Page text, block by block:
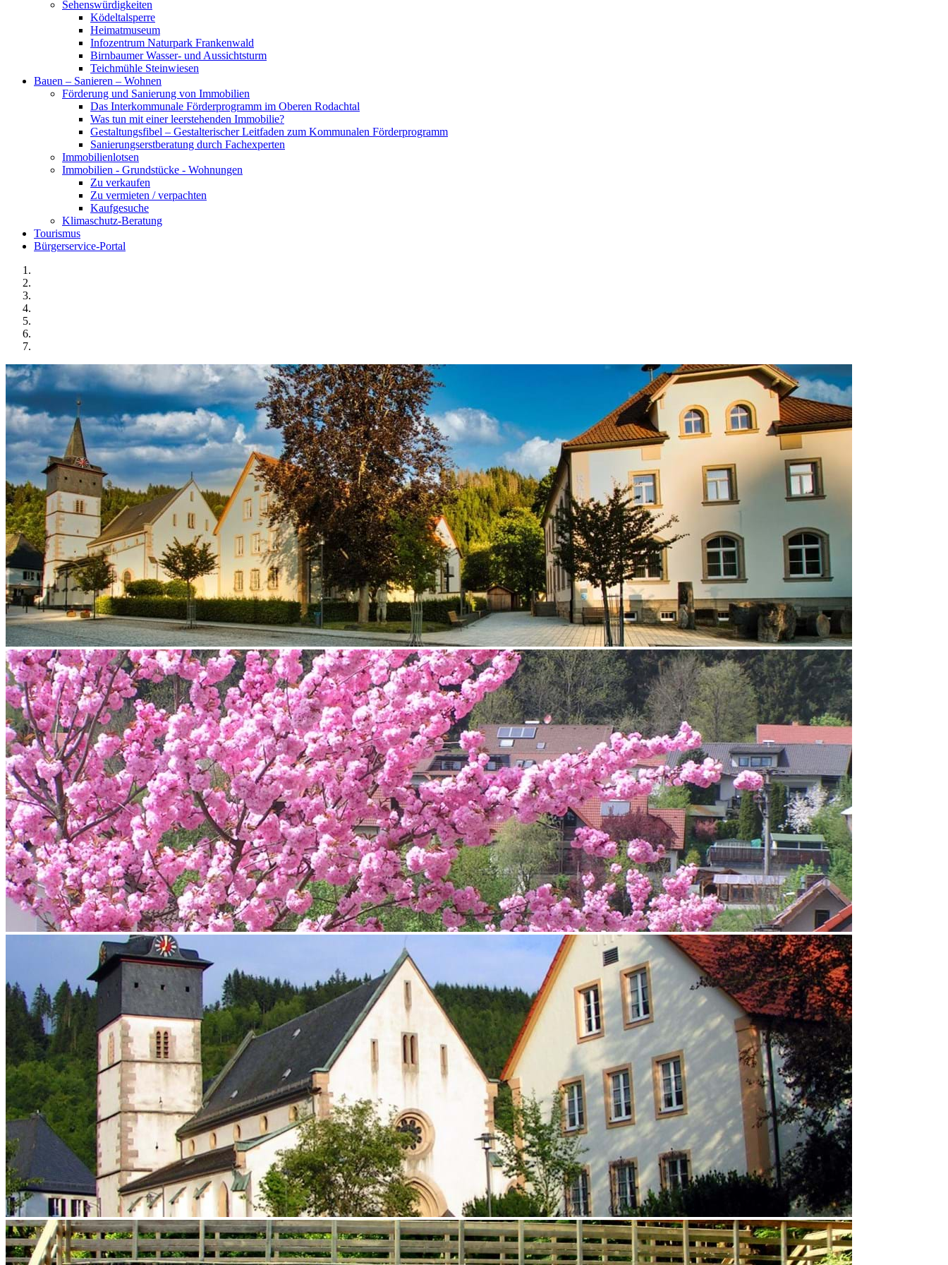
Sehenswürdigkeiten
Ködeltalsperre
Heimatmuseum
Infozentrum Naturpark Frankenwald
Birnbaumer Wasser- und Aussichtsturm
Teichmühle Steinwiesen
Bauen – Sanieren – Wohnen
Förderung und Sanierung von Immobilien
Das Interkommunale Förderprogramm im Oberen Rodachtal
Was tun mit einer leerstehenden Immobilie?
Gestaltungsfibel – Gestalterischer Leitfaden zum Kommunalen Förderprogramm
Sanierungserstberatung durch Fachexperten
Immobilienlotsen
Immobilien - Grundstücke - Wohnungen
Zu verkaufen
Zu vermieten / verpachten
Kaufgesuche
Klimaschutz-Beratung
Tourismus
Bürgerservice-Portal